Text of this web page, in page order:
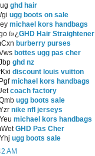
ghd hair
ugg boots on sale
michael kors handbags
ï»¿GHD Hair Straightener
burberry purses
bottes ugg pas cher
ghd nz
discount louis vuitton
michael kors handbags
coach factory
ugg boots sale
nike nfl jerseys
michael kors handbags
GHD Pas Cher
ugg boots sale
AM